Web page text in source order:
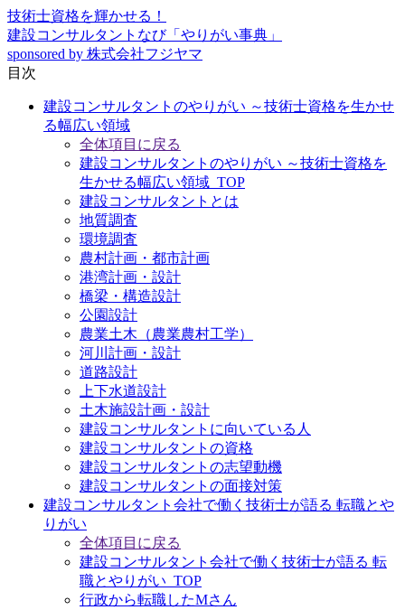
技術士資格を輝かせる！
建設コンサルタントなび「やりがい事典」
sponsored by 株式会社フジヤマ
目次
建設コンサルタントのやりがい ～技術士資格を生かせ
る幅広い領域
全体項目に戻る
建設コンサルタントのやりがい ～技術士資格を
生かせる幅広い領域_TOP
建設コンサルタントとは
地質調査
環境調査
農村計画・都市計画
港湾計画・設計
橋梁・構造設計
公園設計
農業土木（農業農村工学）
河川計画・設計
道路設計
上下水道設計
土木施設計画・設計
建設コンサルタントに向いている人
建設コンサルタントの資格
建設コンサルタントの志望動機
建設コンサルタントの面接対策
建設コンサルタント会社で働く技術士が語る 転職とや
りがい
全体項目に戻る
建設コンサルタント会社で働く技術士が語る 転
職とやりがい_TOP
行政から転職したMさん